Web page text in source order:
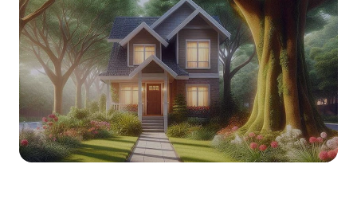
ต้นไม้ 5 ชนิด ขายได้ราคาดีตลอดปี